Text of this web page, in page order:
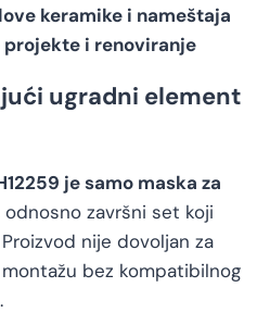
keramike i nameštaja
projekte i renoviranje
ugradni element
je samo maska za
odnosno završni set koji
nije dovoljan za
bez kompatibilnog